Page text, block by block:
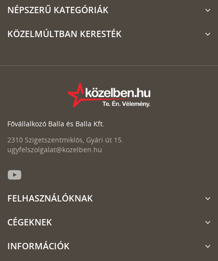
NÉPSZERŰ KATEGÓRIÁK
KÖZELMÚLTBAN KERESTÉK
Fővállalkozó Balla és Balla Kft.
2310 Szigetszentmiklós, Gyári út 15.
ugyfelszolgalat@kozelben.hu
FELHASZNÁLÓKNAK
CÉGEKNEK
INFORMÁCIÓK